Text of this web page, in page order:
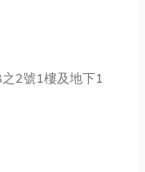
2號1樓及地下1